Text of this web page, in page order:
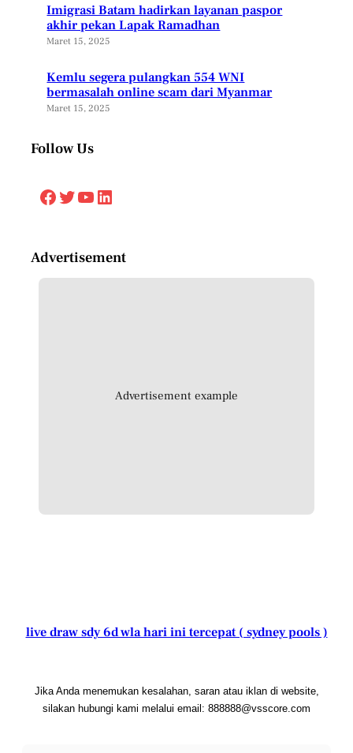
Imigrasi Batam hadirkan layanan paspor
akhir pekan Lapak Ramadhan
Maret 15, 2025
Kemlu segera pulangkan 554 WNI
bermasalah online scam dari Myanmar
Maret 15, 2025
Follow Us
Facebook Twitter YouTube LinkedIn
Advertisement
Advertisement example
live draw sdy 6d wla hari ini tercepat ( sydney pools )
Jika Anda menemukan kesalahan, saran atau iklan di website,
silakan hubungi kami melalui email: 888888@vsscore.com